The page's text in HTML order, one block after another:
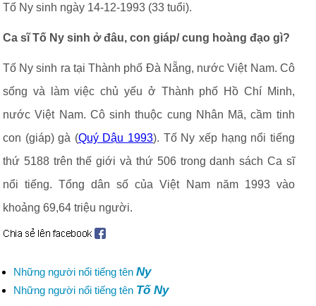
Tố Ny sinh ngày 14-12-1993 (33 tuổi).
Ca sĩ Tố Ny sinh ở đâu, con giáp/ cung hoàng đạo gì?
Tố Ny sinh ra tại Thành phố Đà Nẵng, nước Việt Nam. Cô
sống và làm việc chủ yếu ở Thành phố Hồ Chí Minh,
nước Việt Nam. Cô sinh thuộc cung Nhân Mã, cầm tinh
con (giáp) gà (Quý Dậu 1993). Tố Ny xếp hạng nổi tiếng
thứ 5188 trên thế giới và thứ 506 trong danh sách Ca sĩ
nổi tiếng. Tổng dân số của Việt Nam năm 1993 vào
khoảng 69,64 triệu người.
Những người nổi tiếng tên Ny
Những người nổi tiếng tên Tố Ny